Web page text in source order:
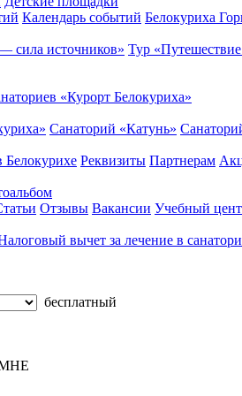
Календарь событий Белокуриха
сила источников» Тур
«Курорт Белокуриха»
Санаторий «Катунь»
Белокурихе Реквизиты Партнерам
Отзывы Вакансии Учебный
вычет за лечение в
бесплатный